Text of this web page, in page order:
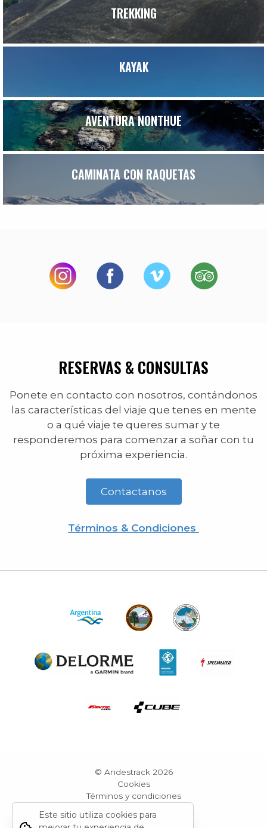
TREKKING
KAYAK
AVENTURA NONTHUE
CAMINATA CON RAQUETAS
RESERVAS & CONSULTAS
Ponete en contacto con nosotros, contándonos
las características del viaje que tenes en mente
o a qué viaje te queres sumar y te
responderemos para comenzar a soñar con tu
próxima experiencia.
Contactanos
Términos & Condiciones
© Andestrack 2026
Cookies
Términos y condiciones
Powered by Grid Web Engine
Este sitio utiliza cookies para